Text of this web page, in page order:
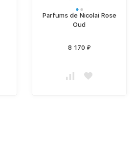
Parfums de Nicolai Rose
Oud
8 170 ₽